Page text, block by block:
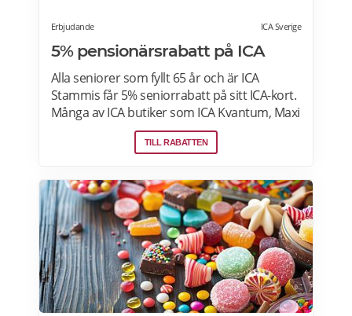
Erbjudande ICA Sverige
5% pensionärsrabatt på ICA
Alla seniorer som fyllt 65 år och är ICA
Stammis får 5% seniorrabatt på sitt ICA-kort.
Många av ICA butiker som ICA Kvantum, Maxi
Stormarknad eller ICA Supermarket erbjuder
pensionärsrabatt. Läs mer om vilken ICA-
stad. Gäller vissa dagar i veckan både i butik
och online. Välj din favoritbutik för att se
aktuella erbjudanden. Läs mer om
pensionärsrabatter på ICA här.
TILL RABATTEN